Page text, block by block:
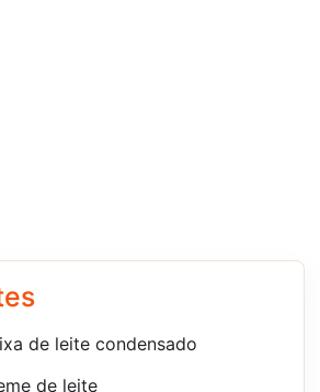
de leite condensado
de leite